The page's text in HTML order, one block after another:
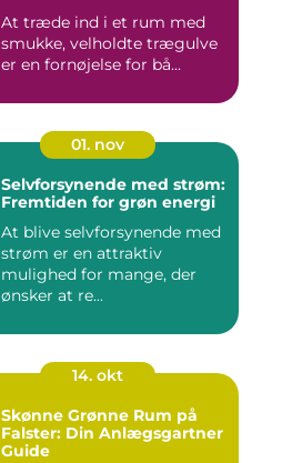
At træde ind i et rum med
smukke, velholdte trægulve
er en fornøjelse for bå...
01. nov
Selvforsynende med strøm:
Fremtiden for grøn energi
At blive selvforsynende med
strøm er en attraktiv
mulighed for mange, der
ønsker at re...
14. okt
Skønne Grønne Rum på
Falster: Din Anlægsgartner
Guide